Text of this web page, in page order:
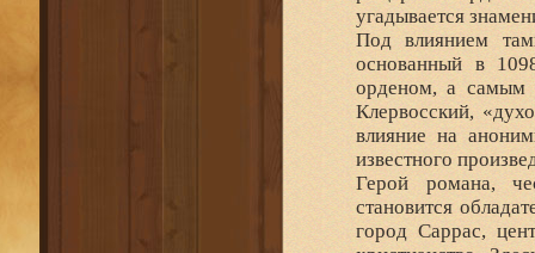
угадывается
Под влиянием
основанный в
орденом, а самым
Клервосский,
влияние на
известного
Герой романа,
становится
город Саррас,